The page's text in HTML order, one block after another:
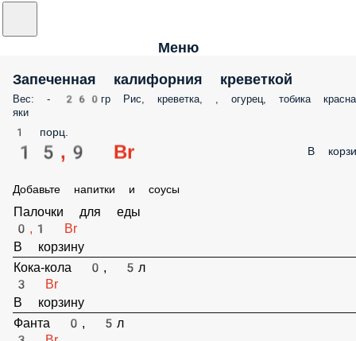
Меню
Запеченная калифорния креветкой
Вес: - 260гр Рис, креветка, , огурец, тобика красная, яки
1 порц.
15,9 Br
Палочки для еды
0,1 Br
В корзину
Кока-кола 0, 5л
3 Br
В корзину